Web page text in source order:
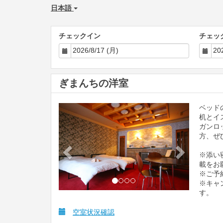
日本語
チェックイン チェッ
ぎまんちの洋室
Previous Nextベッド
机とイ
ガンロ
方、ぜ
※添い
載をお
※ご予
※キャ
す。
空室状況確認